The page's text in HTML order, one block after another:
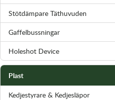
Stötdämpare Täthuvuden
Gaffelbussningar
Holeshot Device
Plast
Kedjestyrare & Kedjesläpor